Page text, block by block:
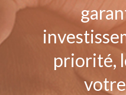
priorité,